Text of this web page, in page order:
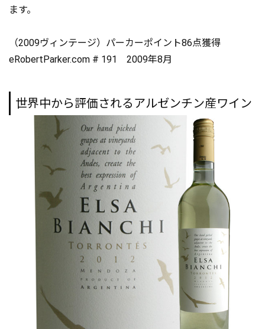
ます。
（2009ヴィンテージ）パーカーポイント86点獲得
eRobertParker.com # 191 2009年8月
世界中から評価されるアルゼンチン産ワイン